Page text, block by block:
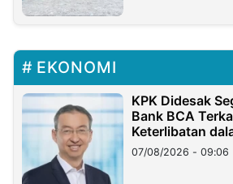
EKONOMI
KPK Didesak
Bank BCA
Keterlibatan
Hilangnya Dana
Miliar
07/08/2026 - 09:06